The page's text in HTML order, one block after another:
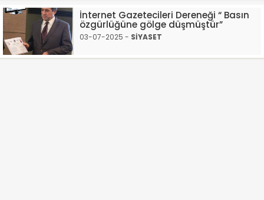
İnternet Gazetecileri Dereneği “ Basın
özgürlüğüne gölge düşmüştür”
03-07-2025 - SİYASET